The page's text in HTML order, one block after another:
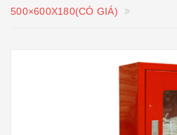
500×600X180(CÓ GIÁ)